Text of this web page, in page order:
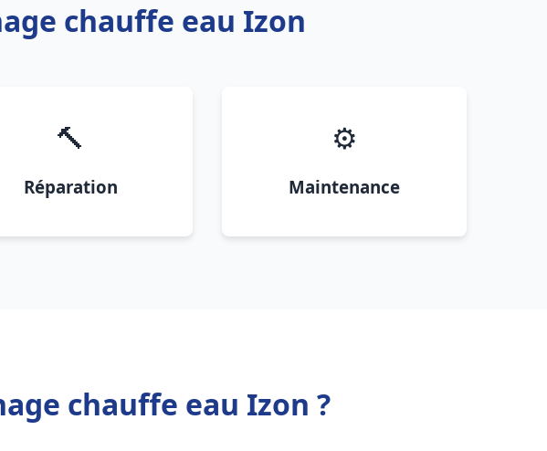
chauffe eau Izon
🔨
Réparation
⚙️
Maintenance
chauffe eau Izon ?